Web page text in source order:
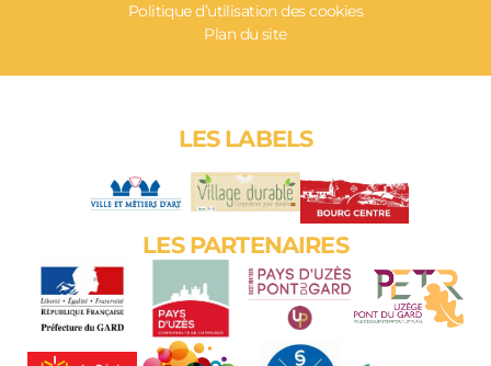
Politique d’utilisation des cookies
Plan du site
LES LABELS
LES PARTENAIRES